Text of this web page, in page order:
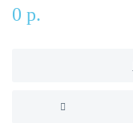
0 р.